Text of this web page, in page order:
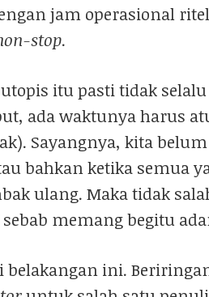
jam operasional ritel
stop.
itu pasti tidak
ada waktunya harus
Sayangnya, kita
bahkan ketika semua
ulang. Maka tidak
sebab memang begitu
belakangan ini.